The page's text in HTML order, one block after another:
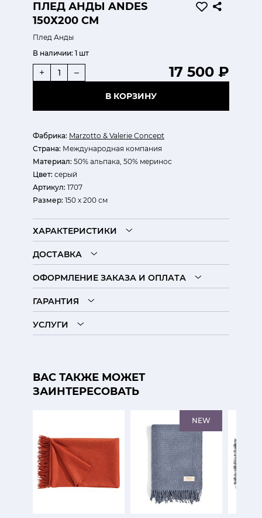
ПЛЕД АНДЫ ANDES
150Х200 СМ
Плед Анды
Фабрика: Marzotto & Valerie Concept
Страна: Международная компания
Материал: 50% альпака, 50% меринос
Цвет: серый
Артикул: 1707
Размер: 150 х 200 см
В наличии: 1 шт
17 500 ₽
+ –
В КОРЗИНУ
ХАРАКТЕРИСТИКИ
ДОСТАВКА
ОФОРМЛЕНИЕ ЗАКАЗА И ОПЛАТА
ГАРАНТИЯ
УСЛУГИ
ВАС ТАКЖЕ МОЖЕТ
ЗАИНТЕРЕСОВАТЬ
NEW